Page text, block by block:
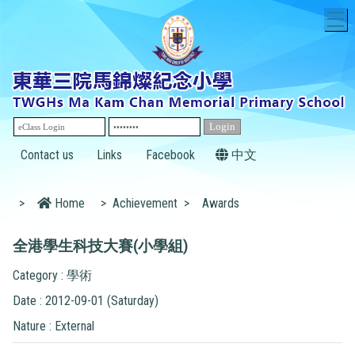
Contact us Links Facebook 中文
> Home > Achievement > Awards
全港學生科技大賽(小學組)
Category : 學術
Date : 2012-09-01 (Saturday)
Nature : External